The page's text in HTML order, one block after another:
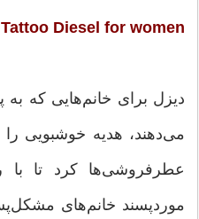
Diesel for women
دیزل برای خانم‌هایی که
عطرفروشی‌ها کرد تا با
موردپسند خانم‌های